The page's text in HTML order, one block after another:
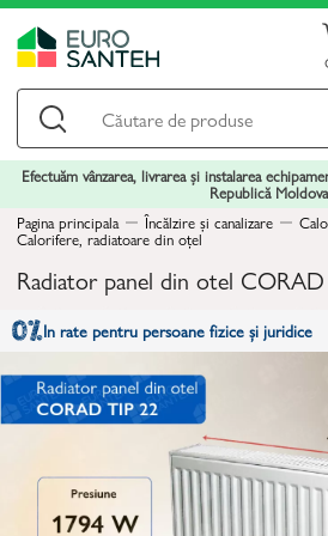
Efectuăm vânzarea, livrarea și instalarea
Republică Moldova
Pagina principala
Încălzire și canalizare
Calorifere, radiatoare din oțel
Radiator panel din otel
In rate pentru persoane fizice și juridice